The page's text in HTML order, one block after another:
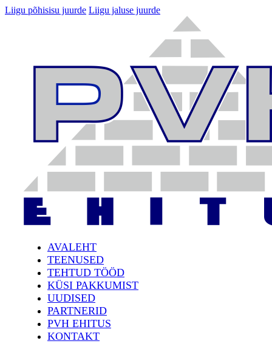
Liigu põhisisu juurde Liigu jaluse juurde
AVALEHT
TEENUSED
TEHTUD TÖÖD
KÜSI PAKKUMIST
UUDISED
PARTNERID
PVH EHITUS
KONTAKT